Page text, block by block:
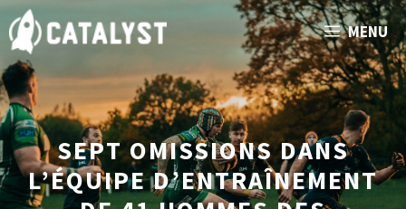
Aller
au
contenu
MENU
SEPT OMISSIONS DANS
L’ÉQUIPE D’ENTRAÎNEMENT